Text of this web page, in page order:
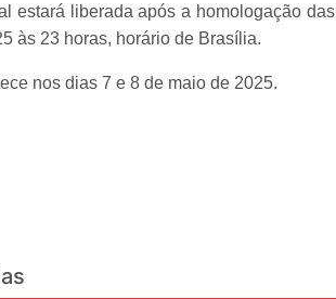
estará liberada após a homologação das
às 23 horas, horário de Brasília.
nos dias 7 e 8 de maio de 2025.